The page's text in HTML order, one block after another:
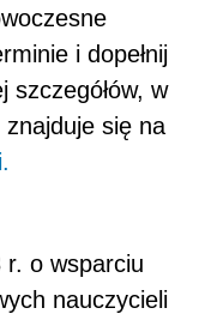
i dopełnij
szczegółów, w
się na
r. o wsparciu
nauczycieli